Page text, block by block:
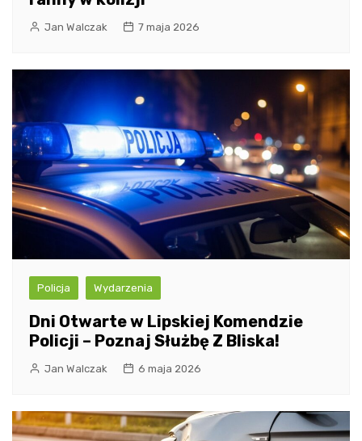
Jan Walczak 7 maja 2026
Policja Wydarzenia
Dni Otwarte w Lipskiej Komendzie
Policji – Poznaj Służbę Z Bliska!
Jan Walczak 6 maja 2026